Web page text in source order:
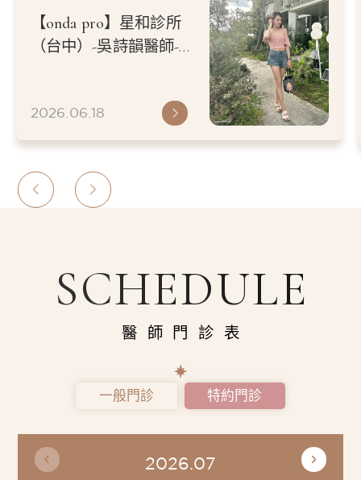
【onda pro】星和診所
（台中）-吳詩韻醫師-最
肉肉變明顯 連線條都有
2026.06.18
SCHEDULE
醫師門診表
一般門診 特約門診
2026.07